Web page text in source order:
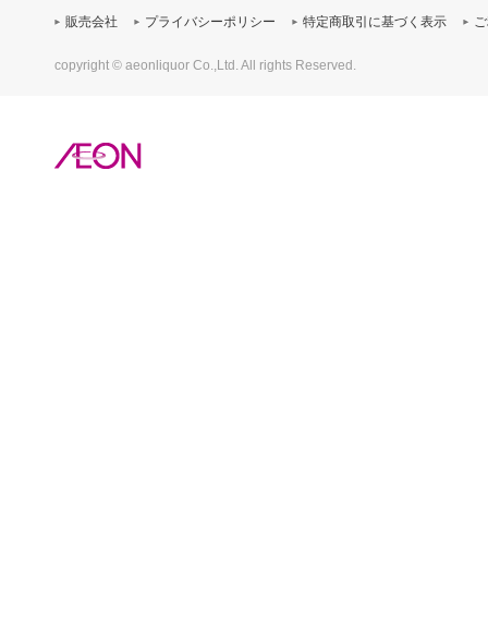
販売会社 プライバシーポリシー 特定商取引に基づく表示
copyright © aeonliquor Co.,Ltd. All rights Reserved.